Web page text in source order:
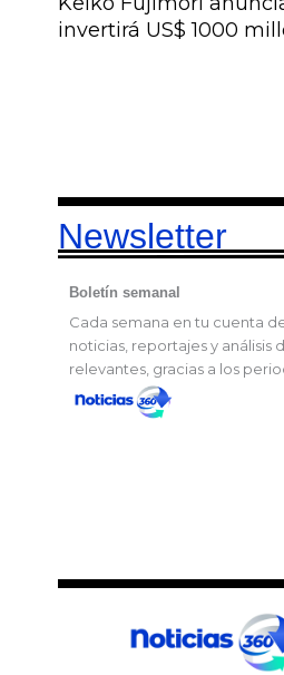
invertirá US$ 1000
Boletín semanal
Cada semana en tu cuenta
noticias, reportajes y análisis
relevantes, gracias a los